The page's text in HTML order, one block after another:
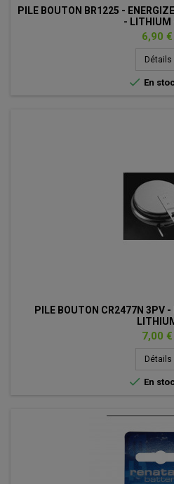
PILE BOUTON BR1225 -
- LITHIUM
Prix
6,90 €
Détails
 En
PILE BOUTON CR2477N 3PV
Prix
7,00 €
Détails
 En